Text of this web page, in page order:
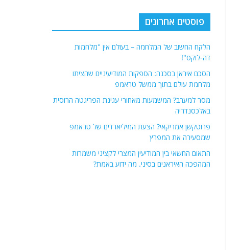
פוסטים אחרונים
הלקח החשוב של המלחמה – בעולם אין "מלחמות
דה-לוקס"!
הסכם איראן בסכנה: הספקות המודיעיניים שהציתו
מלחמת עולם בתוך ממשל טראמפ
מסר למערב? המשמעות מאחורי עגינת הפריגטה הרוסית
באלכסנדריה
פרוטקשן אמריקאי? הצעת המיליארדים של טראמפ
שמסעירה את המפרץ
התאום החשאי בין המודיעין המצרי לקציני משמרות
המהפכה האיראנים בסיני. מה ידוע באמת?